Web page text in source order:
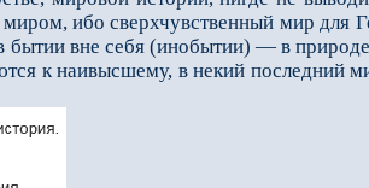
миром, ибо сверхчувственный мир для
вне себя (инобытии) — в
к наивысшему, в некий последний